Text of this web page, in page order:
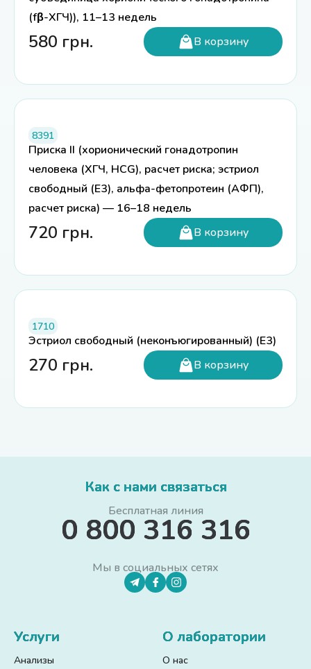
(fβ-ХГЧ)), 11–13 недель
580 грн. В корзину
8391
Приска II (хорионический гонадотропин
человека (ХГЧ, HCG), расчет риска; эстриол
свободный (Е3), альфа-фетопротеин (АФП),
расчет риска) — 16–18 недель
720 грн. В корзину
1710
Эстриол свободный (неконъюгированный) (E3)
270 грн. В корзину
Как с нами связаться
Бесплатная линия
0 800 316 316
Мы в социальных сетях
Услуги
Анализы
О лаборатории
О нас